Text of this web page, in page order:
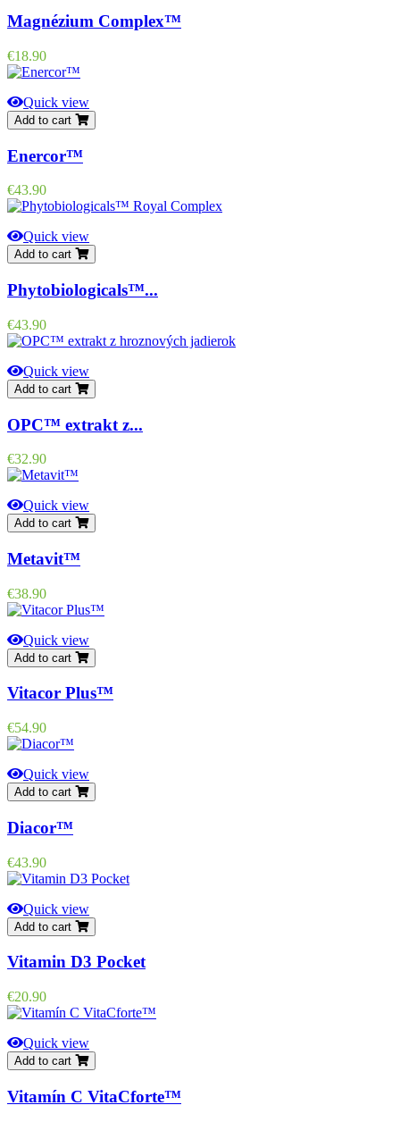
Magnézium Complex™
Price
€18.90
Quick view
Add to cart
Enercor™
Price
€43.90
Quick view
Add to cart
Phytobiologicals™...
Price
€43.90
Quick view
Add to cart
OPC™ extrakt z...
Price
€32.90
Quick view
Add to cart
Metavit™
Price
€38.90
Quick view
Add to cart
Vitacor Plus™
Price
€54.90
Quick view
Add to cart
Diacor™
Price
€43.90
Quick view
Add to cart
Vitamin D3 Pocket
Price
€20.90
Quick view
Add to cart
Vitamín C VitaCforte™